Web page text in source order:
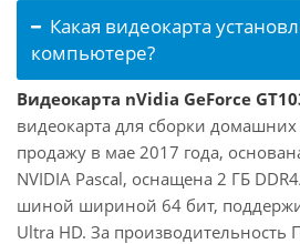
Какая видеокарта
компьютере?
Видеокарта nVidia GeForce
видеокарта для сборки
продажу в мае 2017 года,
NVIDIA Pascal, оснащена 2 ГБ
шиной шириной 64 бит,
Ultra HD. За производительность